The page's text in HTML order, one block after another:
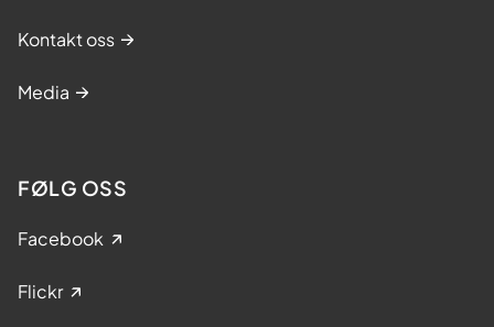
Kontakt oss
Media
FØLG OSS
Facebook
Flickr